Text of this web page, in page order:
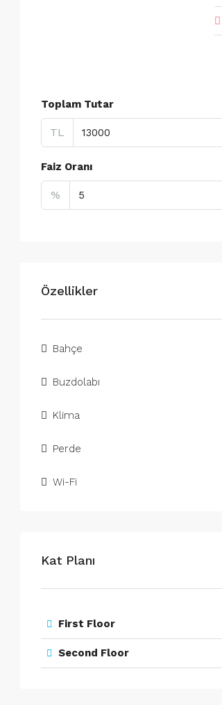
Toplam Tutar
TL
Faiz Oranı
%
Özellikler
Bahçe
Buzdolabı
Klima
Perde
Wi-Fi
Kat Planı
First Floor
Second Floor